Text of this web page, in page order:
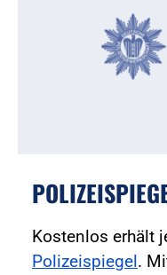
Kostenlos erhält
Polizeispiegel.